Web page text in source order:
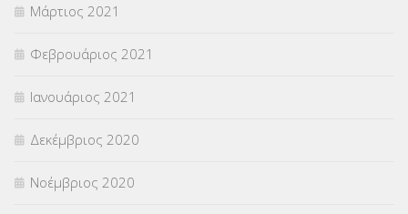
Μάρτιος 2021
Φεβρουάριος 2021
Ιανουάριος 2021
Δεκέμβριος 2020
Νοέμβριος 2020